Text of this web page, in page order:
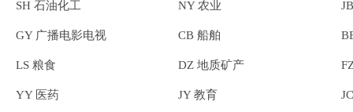
SH 石油化工 NY 农业
GY 广播电影电视 CB 船舶
LS 粮食 DZ 地质矿产
YY 医药 JY 教育